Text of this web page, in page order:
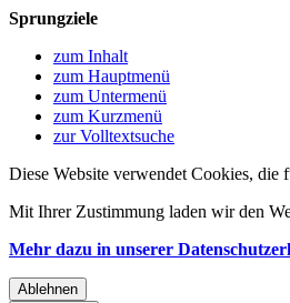
Sprungziele
zum Inhalt
zum Hauptmenü
zum Untermenü
zum Kurzmenü
zur Volltextsuche
Diese Website verwendet Cookies, die
Mit Ihrer Zustimmung laden wir den
Mehr dazu in unserer
Ablehnen